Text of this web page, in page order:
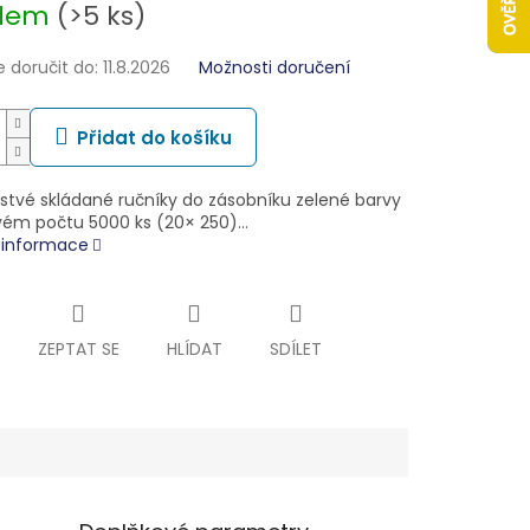
(>5 ks)
doručit do: 11.8.2026 Možnosti doručení
Přidat do košíku
skládané ručníky do zásobníku zelené barvy
počtu 5000 ks (20× 250)…
ZEPTAT SE HLÍDAT SDÍLET